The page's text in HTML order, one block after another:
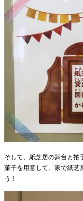
そして、紙芝居の舞台と拍
菓子を用意して、家で紙芝
う！